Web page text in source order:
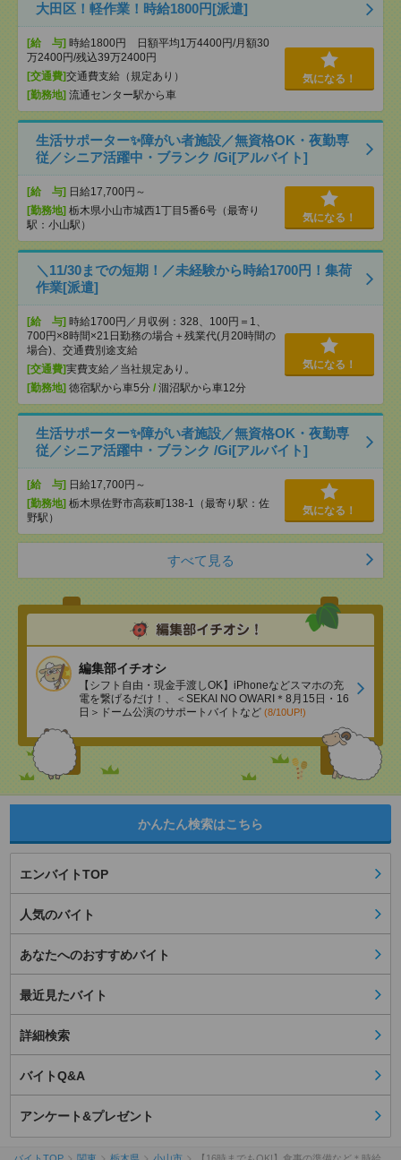
大田区！軽作業！時給1800円[派遣]
[給 与] 時給1800円 日額平均1万4400円/月額30
万2400円/残込39万2400円
[交通費]交通費支給（規定あり）
[勤務地] 流通センター駅から車
気になる！
生活サポーター✨障がい者施設／無資格OK・夜勤専
従／シニア活躍中・ブランク /Gi[アルバイト]
[給 与] 日給17,700円～
[勤務地] 栃木県小山市城西1丁目5番6号（最寄り
駅：小山駅）
気になる！
＼11/30までの短期！／未経験から時給1700円！集荷
作業[派遣]
[給 与] 時給1700円／月収例：328、100円＝1、
700円×8時間×21日勤務の場合＋残業代(月20時間の
場合)、交通費別途支給
[交通費]実費支給／当社規定あり。
[勤務地] 徳宿駅から車5分 / 涸沼駅から車12分
気になる！
生活サポーター✨障がい者施設／無資格OK・夜勤専
従／シニア活躍中・ブランク /Gi[アルバイト]
[給 与] 日給17,700円～
[勤務地] 栃木県佐野市高萩町138-1（最寄り駅：佐
野駅）
気になる！
すべて見る
編集部イチオシ
【シフト自由・現金手渡しOK】iPhoneなどスマホの充
電を繋げるだけ！、＜SEKAI NO OWARI＊8月15日・16
日＞ドーム公演のサポートバイトなど (8/10UP!)
かんたん検索はこちら
エンバイトTOP
人気のバイト
あなたへのおすすめバイト
最近見たバイト
詳細検索
バイトQ&A
アンケート&プレゼント